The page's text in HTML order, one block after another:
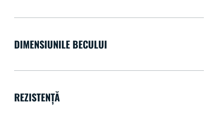
DIMENSIUNILE BECULUI
REZISTENȚĂ